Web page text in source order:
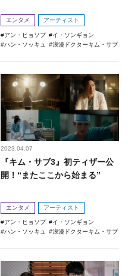
エンタメ アーティスト
アン・ヒョソプ
イ・ソンギョン
ハン・ソッキュ
浪漫ドクターキム・サブ
2023.04.07
『キム・サブ3』初ティザー公
開！“またここから始まる”
エンタメ アーティスト
アン・ヒョソプ
イ・ソンギョン
ハン・ソッキュ
浪漫ドクターキム・サブ